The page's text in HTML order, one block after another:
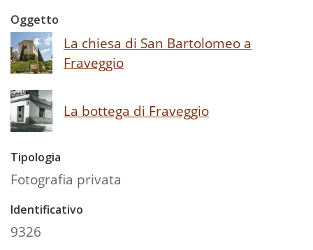
Oggetto
La chiesa di San Bartolomeo a
Fraveggio
La bottega di Fraveggio
Tipologia
Fotografia privata
Identificativo
9326